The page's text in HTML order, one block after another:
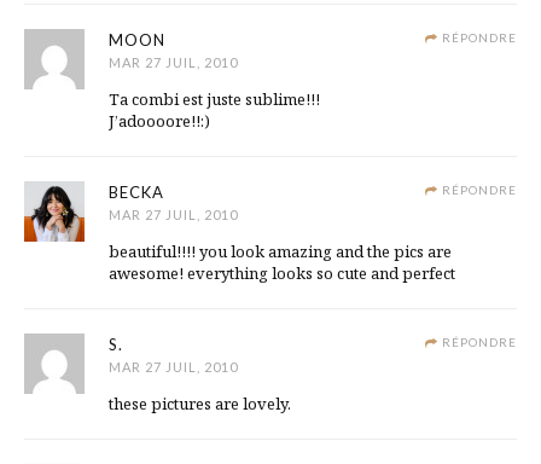
RÉPONDRE
MOON
MAR 27 JUIL, 2010
Ta combi est juste sublime!!!
J’adoooore!!:)
RÉPONDRE
BECKA
MAR 27 JUIL, 2010
beautiful!!!! you look amazing and the pics are
awesome! everything looks so cute and perfect
RÉPONDRE
S.
MAR 27 JUIL, 2010
these pictures are lovely.